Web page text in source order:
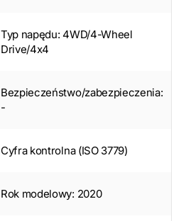
Typ napędu: 4WD/4-Wheel
Drive/4x4
Bezpieczeństwo/zabezpieczenia:
-
Cyfra kontrolna (ISO 3779)
Rok modelowy: 2020